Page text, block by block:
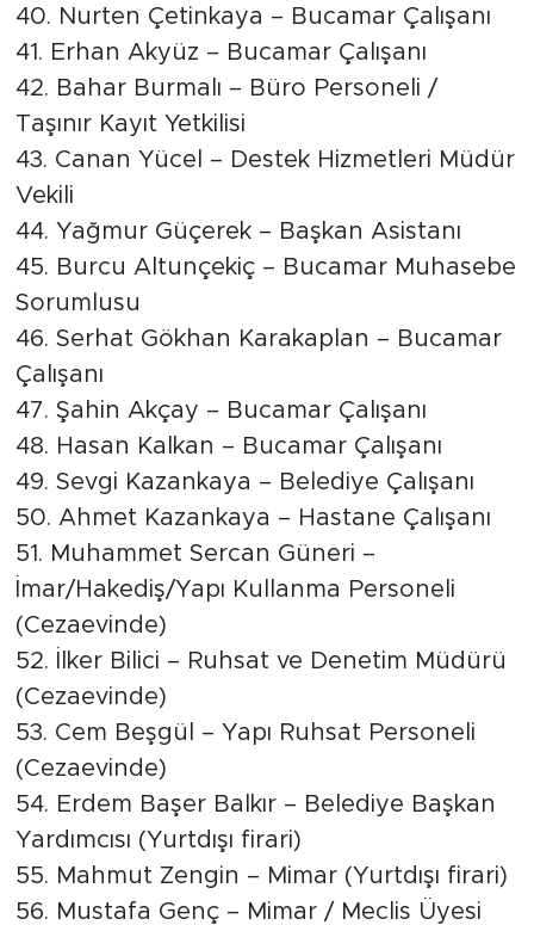
40. Nurten Çetinkaya – Bucamar Çalışanı
41. Erhan Akyüz – Bucamar Çalışanı
42. Bahar Burmalı – Büro Personeli /
Taşınır Kayıt Yetkilisi
43. Canan Yücel – Destek Hizmetleri Müdür
Vekili
44. Yağmur Güçerek – Başkan Asistanı
45. Burcu Altunçekiç – Bucamar Muhasebe
Sorumlusu
46. Serhat Gökhan Karakaplan – Bucamar
Çalışanı
47. Şahin Akçay – Bucamar Çalışanı
48. Hasan Kalkan – Bucamar Çalışanı
49. Sevgi Kazankaya – Belediye Çalışanı
50. Ahmet Kazankaya – Hastane Çalışanı
51. Muhammet Sercan Güneri –
İmar/Hakediş/Yapı Kullanma Personeli
(Cezaevinde)
52. İlker Bilici – Ruhsat ve Denetim Müdürü
(Cezaevinde)
53. Cem Beşgül – Yapı Ruhsat Personeli
(Cezaevinde)
54. Erdem Başer Balkır – Belediye Başkan
Yardımcısı (Yurtdışı firari)
55. Mahmut Zengin – Mimar (Yurtdışı firari)
56. Mustafa Genç – Mimar / Meclis Üyesi